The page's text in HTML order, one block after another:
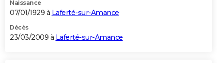
Naissance
07/01/1929 à Laferté-sur-Amance
Décès
23/03/2009 à Laferté-sur-Amance